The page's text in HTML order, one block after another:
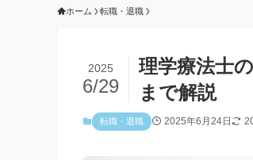
ホーム 転職・退職
理学療法士
まで解説
2025
6/29
転職・退職 2025年6月24日